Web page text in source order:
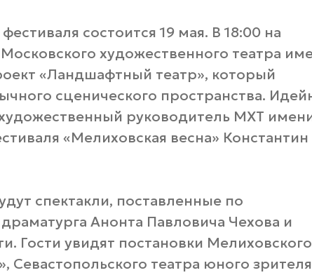
состоится 19 мая. В 18:00 на
художественного театра
«Ландшафтный театр», который
сценического пространства.
руководитель МХТ
«Мелиховская весна» Константин
спектакли, поставленные по
Анонта Павловича Чехова и
Гости увидят постановки Мелиховского
Севастопольского театра юного